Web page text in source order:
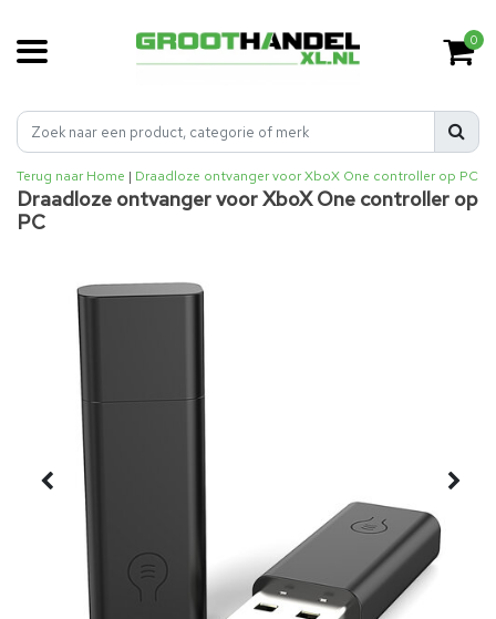
0
Terug naar Home | Draadloze ontvanger voor XboX One controller op PC
Draadloze ontvanger voor XboX One controller op
PC